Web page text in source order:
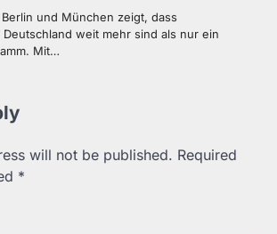
und München zeigt, dass
weit mehr sind als nur ein
Mit…
will not be published. Required
*